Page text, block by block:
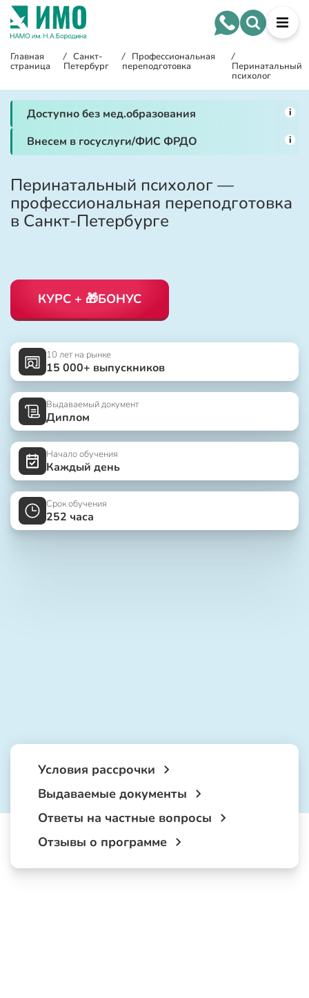
Главная
страница
/ Санкт-
Петербург
/ Профессиональная
переподготовка
/
Перинатальный
психолог
Доступно без мед.образования i
Внесем в госуслуги/ФИС ФРДО i
Перинатальный психолог —
профессиональная переподготовка
в Санкт-Петербурге
КУРС + 🎁БОНУС
10 лет на рынке
15 000+ выпускников
Выдаваемый документ
Диплом
Начало обучения
Каждый день
Срок обучения
252 часа
Условия рассрочки
Выдаваемые документы
Ответы на частные вопросы
Отзывы о программе